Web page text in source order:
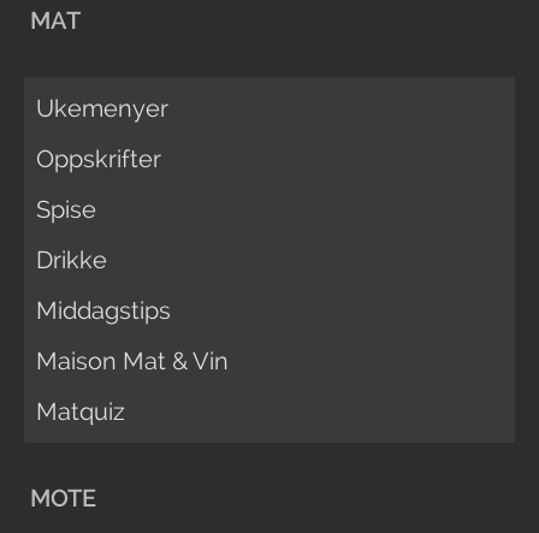
MAT
Ukemenyer
Oppskrifter
Spise
Drikke
Middagstips
Maison Mat & Vin
Matquiz
MOTE